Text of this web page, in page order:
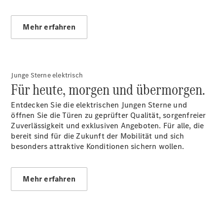
Ansprechpartner
finden
Probefahrt
vereinbaren
Konfigurator
Modellübersicht
Tel: +49
202 7191 0
Mehr erfahren
Junge Sterne elektrisch
Für heute, morgen und übermorgen.
Entdecken Sie die elektrischen Jungen Sterne und
öffnen Sie die Türen zu geprüfter Qualität, sorgenfreier
Zuverlässigkeit und exklusiven Angeboten. Für alle, die
bereit sind für die Zukunft der Mobilität und sich
besonders attraktive Konditionen sichern wollen.
Mehr erfahren